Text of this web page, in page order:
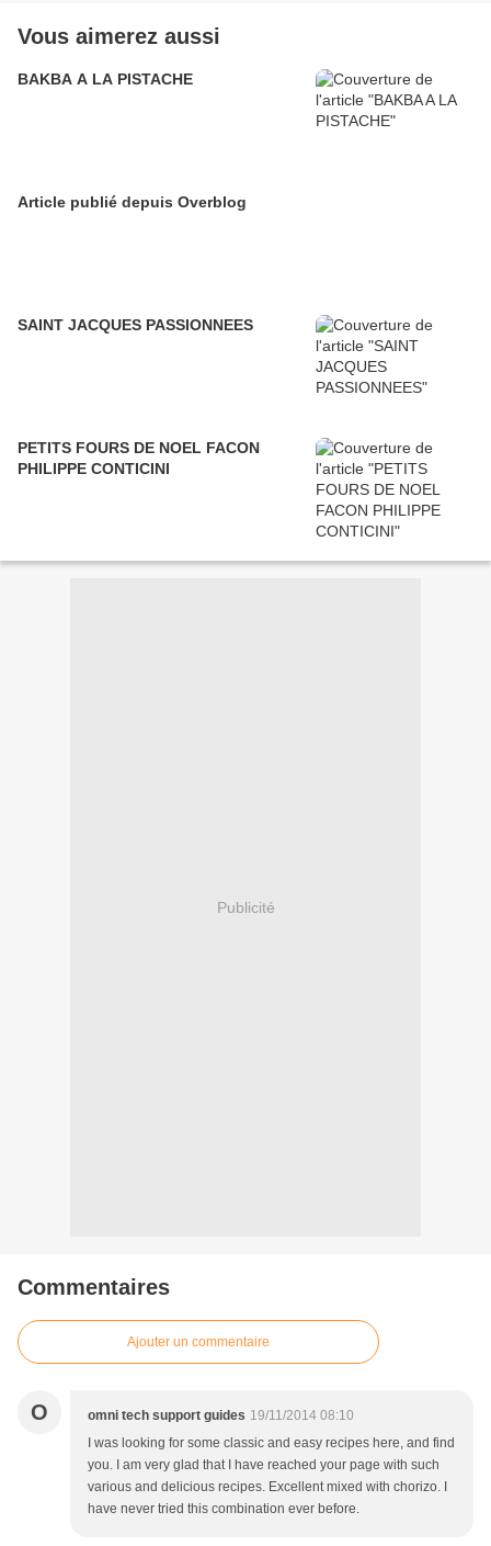
Vous aimerez aussi
BAKBA A LA PISTACHE
Article publié depuis Overblog
SAINT JACQUES PASSIONNEES
PETITS FOURS DE NOEL FACON
PHILIPPE CONTICINI
Publicité
Commentaires
Ajouter un commentaire
O omni tech support guides 19/11/2014 08:10
I was looking for some classic and easy recipes here, and find
you. I am very glad that I have reached your page with such
various and delicious recipes. Excellent mixed with chorizo. I
have never tried this combination ever before.